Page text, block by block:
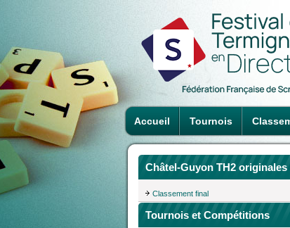
Accueil Tournois
Châtel-Guyon TH2 originales
Classement final
Tournois et Compétitions